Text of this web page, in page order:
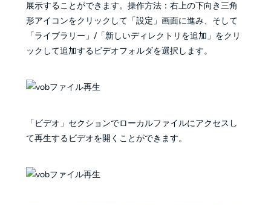
展示することができます。操作方法：右上の下向き三角
形アイコンをクリックして「設定」画面に進み、そして
「ライブラリー」/「新しいディレクトリを追加」をクリ
ックして追加するビデオフォルダを選択します。
「ビデオ」セクションでローカルファイルにアクセスし
て再生するビデオを開くことができます。